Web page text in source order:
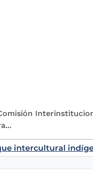
intercultural